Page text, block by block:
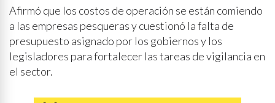
Afirmó que los costos de operación se están comiendo
a las empresas pesqueras y cuestionó la falta de
presupuesto asignado por los gobiernos y los
legisladores para fortalecer las tareas de vigilancia en
el sector.